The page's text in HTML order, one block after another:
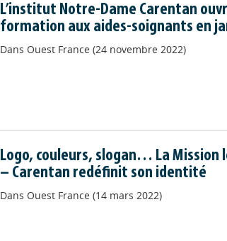
L’institut Notre-Dame Carentan
formation aux aides-soignants en
Dans Ouest France (24 novembre 2022)
Logo, couleurs, slogan… La Mission
– Carentan redéfinit son identité
Dans Ouest France (14 mars 2022)